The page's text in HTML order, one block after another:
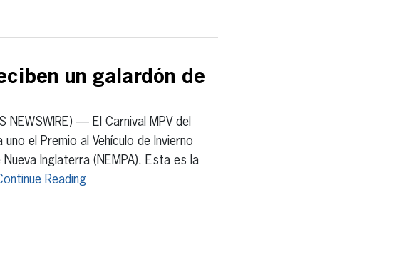
un galardón de
— El Carnival MPV del
el Premio al Vehículo de Invierno
Inglaterra (NEMPA). Esta es la
Reading